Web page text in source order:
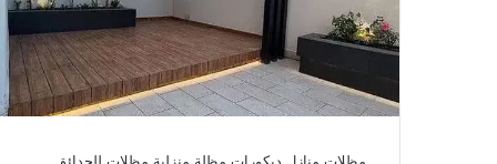
محلات
تركيب
مظلات
وبرجولات